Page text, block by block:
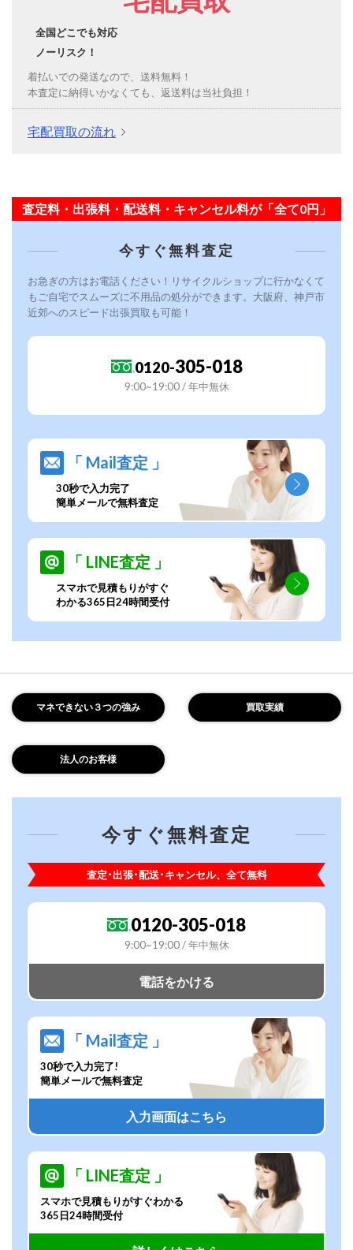
全国どこでも対応
ノーリスク！
着払いでの発送なので、送料無料！
本査定に納得いかなくても、返送料は当社負担！
宅配買取の流れ
査定料・出張料・配送料・キャンセル料が「全て0円」
今すぐ無料査定
お急ぎの方はお電話ください！リサイクルショップに行かなくて
もご自宅でスムーズに不用品の処分ができます。大阪府、神戸市
近郊へのスピード出張買取も可能！
0120-305-018
9:00~19:00 / 年中無休
「 Mail査定 」
30秒で入力完了
簡単メールで無料査定
「 LINE査定 」
スマホで見積もりがすぐ
わかる365日24時間受付
マネできない３つの強み 買取実績
法人のお客様
今すぐ無料査定
査定･出張･配送･キャンセル、全て無料
0120-305-018
9:00~19:00 / 年中無休
電話をかける
「 Mail査定 」
30秒で入力完了!
簡単メールで無料査定
入力画面はこちら
「 LINE査定 」
スマホで見積もりがすぐわかる
365日24時間受付